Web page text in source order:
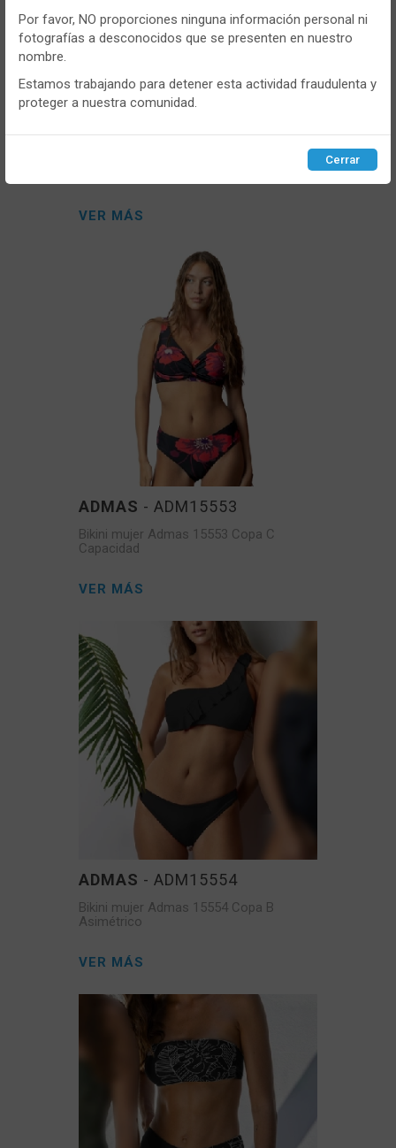
ADMAS- ADM15541
VER MÁS
ADMAS - ADM15553
Bikini mujer Admas 15553 Copa C
Capacidad
VER MÁS
ADMAS - ADM15554
Bikini mujer Admas 15554 Copa B
Asimétrico
VER MÁS
gustos y preferencias.
Puedesconfigurary aceptar el uso de cookies a tu gusto.
Para obtener más información visita nuestra
cookies .
Configurar Rechazar ACEPTAR
Por favor, NO proporciones ninguna información personal ni
fotografías a desconocidos que se presenten en nuestro
nombre.
Estamos trabajando para detener esta actividad fraudulenta y
proteger a nuestra comunidad.
Cerrar